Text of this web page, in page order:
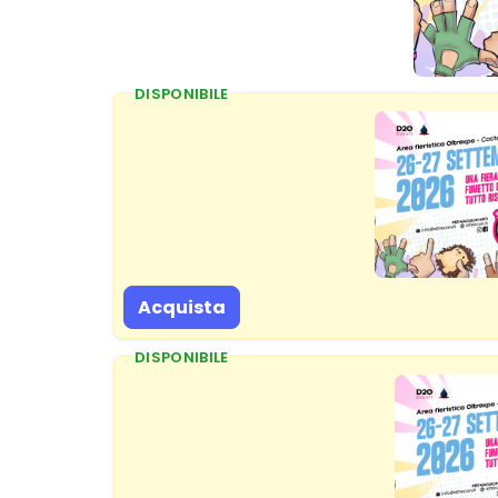
DISPONIBILE
Acquista
DISPONIBILE